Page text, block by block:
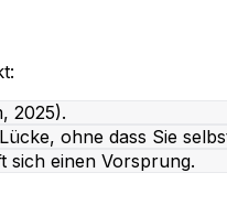
2025).
ohne dass Sie
sich einen Vorsprung.